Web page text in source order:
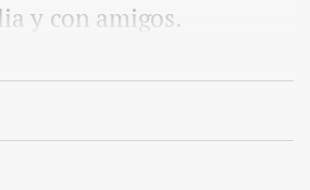
y con amigos.